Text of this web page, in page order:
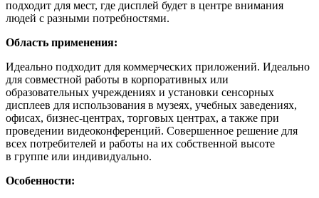
подходит для мест, где дисплей будет в центре внимания
людей с разными потребностями.
Область применения:
Идеально подходит для коммерческих приложений. Идеально
для совместной работы в корпоративных или
образовательных учреждениях и установки сенсорных
дисплеев для использования в музеях, учебных заведениях,
офисах, бизнес-центрах, торговых центрах, а также при
проведении видеоконференций. Совершенное решение для
всех потребителей и работы на их собственной высоте
в группе или индивидуально.
Особенности: